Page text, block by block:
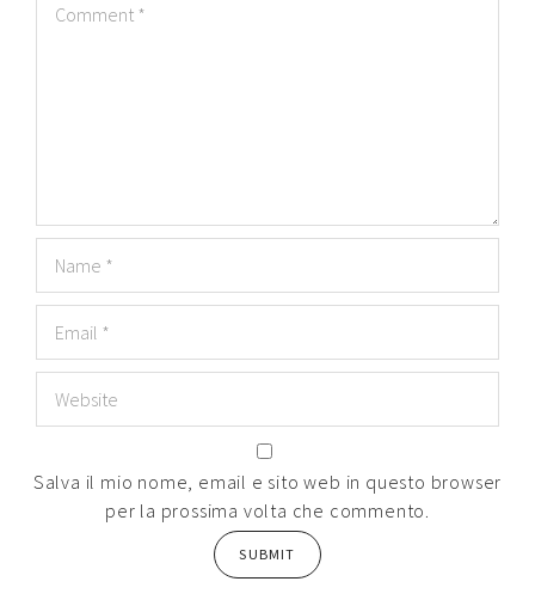
Salva il mio nome, email e sito web in questo browser
per la prossima volta che commento.